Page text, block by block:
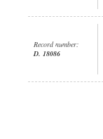
Record number:
D. 18086